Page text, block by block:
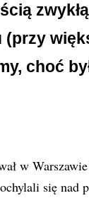
(przy
choć
w
się nad